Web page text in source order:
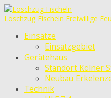
Löschzug Fischeln Freiwillige
Einsätze
Einsatzgebiet
Gerätehaus
Standort Kölner
Neubau
Technik